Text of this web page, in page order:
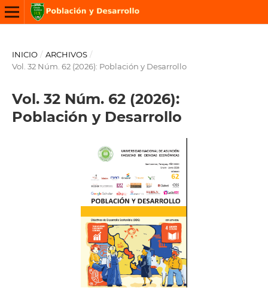
INICIO / ARCHIVOS /
Vol. 32 Núm. 62 (2026): Población y Desarrollo
Vol. 32 Núm. 62 (2026):
Población y Desarrollo